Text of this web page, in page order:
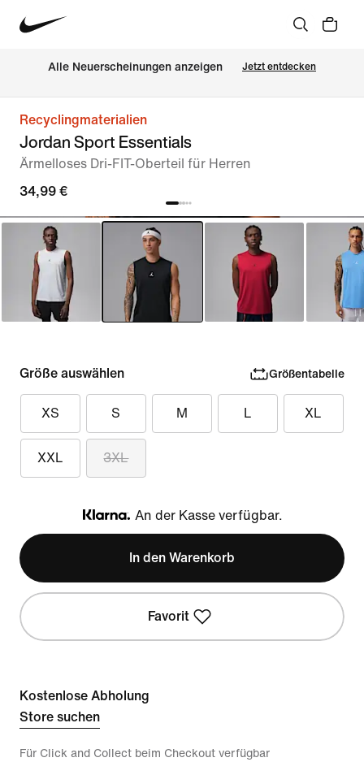
Alle Neuerscheinungen anzeigen Jetzt entdecken
Recyclingmaterialien
Jordan Sport Essentials
Ärmelloses Dri-FIT-Oberteil für Herren
34,99 €
Größe auswählen Größentabelle
XS S M L XL
XXL 3XL
Klarna
An der Kasse verfügbar.
In den Warenkorb
Favorit
Kostenlose Abholung
Store suchen
Für Click and Collect beim Checkout verfügbar